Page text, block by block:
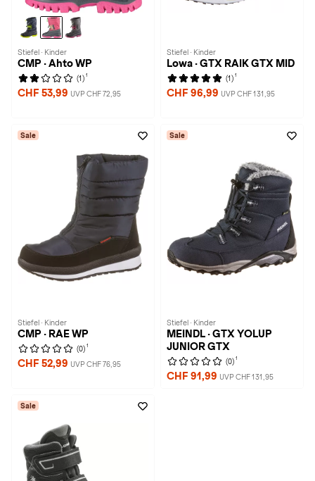
Stiefel · Kinder
CMP · Ahto WP
(1) 1
CHF 53,99 UVP CHF 72,95
Stiefel · Kinder
Lowa · GTX RAIK GTX MID
(1) 1
CHF 96,99 UVP CHF 131,95
Sale
Stiefel · Kinder
CMP · RAE WP
(0) 1
CHF 52,99 UVP CHF 76,95
Sale
Stiefel · Kinder
MEINDL · GTX YOLUP
JUNIOR GTX
(0) 1
CHF 91,99 UVP CHF 131,95
Sale